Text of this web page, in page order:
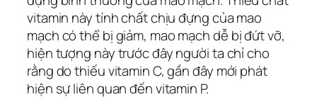
vitamin này tính chất chịu đựng của mao
mạch có thể bị giảm, mao mạch dễ bị đứt vỡ,
hiện tượng này trước đây người ta chỉ cho
rằng do thiếu vitamin C, gần đây mới phát
hiện sự liên quan đến vitamin P.